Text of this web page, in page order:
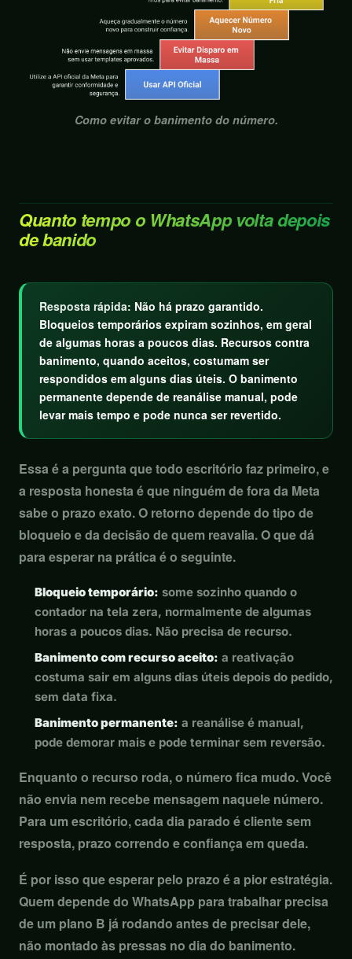
Como evitar o banimento do número.
Quanto tempo o WhatsApp volta depois
de banido
Resposta rápida: Não há prazo garantido.
Bloqueios temporários expiram sozinhos, em geral
de algumas horas a poucos dias. Recursos contra
banimento, quando aceitos, costumam ser
respondidos em alguns dias úteis. O banimento
permanente depende de reanálise manual, pode
levar mais tempo e pode nunca ser revertido.
Essa é a pergunta que todo escritório faz primeiro, e
a resposta honesta é que ninguém de fora da Meta
sabe o prazo exato. O retorno depende do tipo de
bloqueio e da decisão de quem reavalia. O que dá
para esperar na prática é o seguinte.
Bloqueio temporário: some sozinho quando o
contador na tela zera, normalmente de algumas
horas a poucos dias. Não precisa de recurso.
Banimento com recurso aceito: a reativação
costuma sair em alguns dias úteis depois do pedido,
sem data fixa.
Banimento permanente: a reanálise é manual,
pode demorar mais e pode terminar sem reversão.
Enquanto o recurso roda, o número fica mudo. Você
não envia nem recebe mensagem naquele número.
Para um escritório, cada dia parado é cliente sem
resposta, prazo correndo e confiança em queda.
É por isso que esperar pelo prazo é a pior estratégia.
Quem depende do WhatsApp para trabalhar precisa
de um plano B já rodando antes de precisar dele,
não montado às pressas no dia do banimento.